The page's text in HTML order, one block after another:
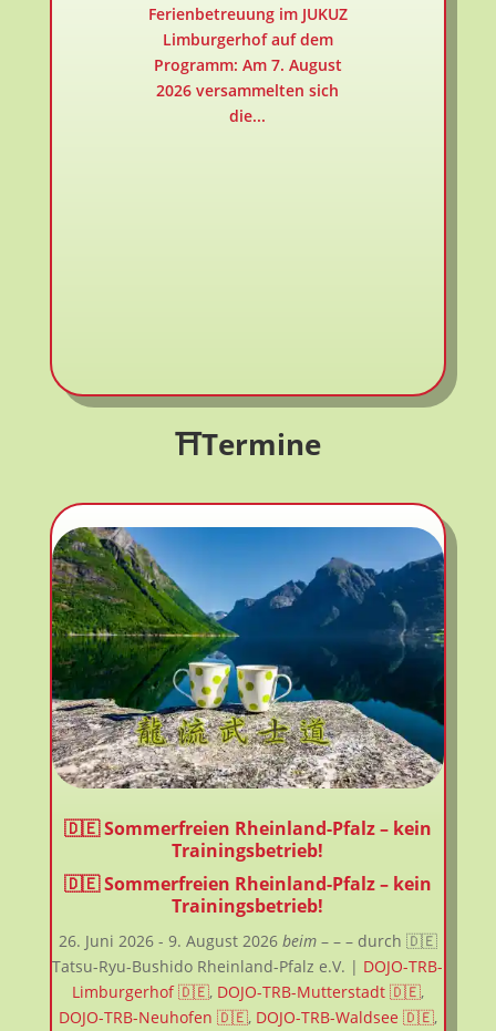
Ferienbetreuung im JUKUZ
Limburgerhof auf dem
Programm: Am 7. August
2026 versammelten sich
die...
⛩️Termine
🇩🇪 Sommerfreien Rheinland-Pfalz – kein
Trainingsbetrieb!
🇩🇪 Sommerfreien Rheinland-Pfalz – kein
Trainingsbetrieb!
26. Juni 2026- 9. August 2026beim – – –durch 🇩🇪
Tatsu-Ryu-Bushido Rheinland-Pfalz e.V. | DOJO-TRB-
Limburgerhof 🇩🇪, DOJO-TRB-Mutterstadt 🇩🇪,
DOJO-TRB-Neuhofen 🇩🇪, DOJO-TRB-Waldsee 🇩🇪,